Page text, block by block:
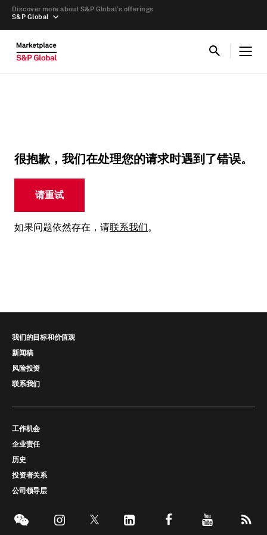
S&P Global
Discover more about S&P Global’s offerings
很抱歉，我们在处理您的请求时遇到了错误。
请重试
如果问题依然存在，请联系我们。
我们的目标和价值观
新闻稿
风险投资
联系我们
工作机会
企业责任
历史
投资者关系
公司领导层